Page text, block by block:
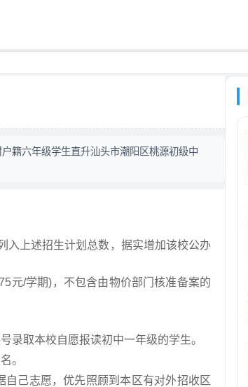
籍六年级学生直升汕头市潮阳区桃源初级中
入上述招生计划总数，据实增加该校公办
元/学期)，不包含由物价部门核准备案的
录取本校自愿报读初中一年级的学生。
。
己志愿，优先照顾到本区有对外招收区